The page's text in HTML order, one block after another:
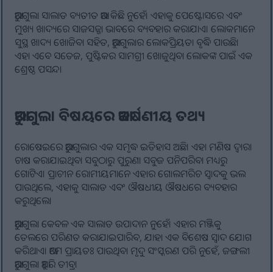
ଆରୁଗୁଲା ସାଲାଡ ବ୍ୟତୀତ ଆଉ କିଛି ନୁହେଁ। ଏହାକୁ ପେଷ୍ଟୋସରେ ଏବଂ
ମୁଖ୍ୟ ଖାଦ୍ୟରେ ସାଜସଜ୍ଜା ଭାବରେ ବ୍ୟବହାର କରାଯାଏ। ଲୋକମାନେ
ସୁସ୍ଥ ଖାଦ୍ୟ ଖୋଜିବା ସହିତ, ଆରୁଗୁଲାର ଲୋକପ୍ରିୟତା ବୃଦ୍ଧି ପାଉଛି।
ଏହା ଏବେ ସତେଜ, ପୁଷ୍ଟିକର ସାମଗ୍ରୀ ଖୋଜୁଥିବା ଲୋକଙ୍କ ପାଇଁ ଏକ
ଶ୍ରେଷ୍ଠ ପସନ୍ଦ।
ଆରୁଗୁଲା ବିଷୟରେ ଆକର୍ଷଣୀୟ ତଥ୍ୟ
ରୋଷେଇରେ ଆରୁଗୁଲାର ଏକ ସମୃଦ୍ଧ ଇତିହାସ ଅଛି। ଏହା ମଣିଷ ଦ୍ୱାରା
ଚାଷ କରାଯାଇଥିବା ସବୁଠାରୁ ପୁରୁଣା ସବୁଜ ପନିପରିବା ମଧ୍ୟରୁ
ଗୋଟିଏ। ପ୍ରାଚୀନ ରୋମୀୟମାନେ ଏହାର ଗୋଲମରିଚ ସ୍ୱାଦକୁ ଭଲ
ପାଉଥିଲେ, ଏହାକୁ ସାଲାଡ ଏବଂ ଔଷଧୀୟ ଔଷଧରେ ବ୍ୟବହାର
କରୁଥିଲେ।
ଆରୁଗୁଲା କେବଳ ଏକ ସାଲାଡ ଉପାଦାନ ନୁହେଁ। ଏହାର ମଞ୍ଜିକୁ
ତେଲରେ ପରିଣତ କରାଯାଇପାରିବ, ଯାହା ଏକ ବିଶେଷ ସ୍ୱାଦ ଯୋଗ
କରିଥାଏ। ଆମେ ପ୍ରାୟତଃ ପାଉଥିବା ମୃଦୁ ସଂସ୍କରଣ ପରି ନୁହେଁ, ଜଙ୍ଗଲୀ
ଆରୁଗୁଲା ଆହୁରି ତୀବ୍ର।